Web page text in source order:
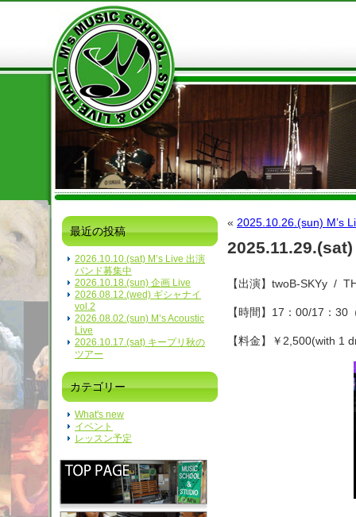
最近の投稿
2026.10.10.(sat) M’s Live 出演
バンド募集中
2026.10.18.(sun) 企画 Live
2026.08.12.(wed) ギシャナイ
vol.2
2026.08.02.(sun) M’s Acoustic
Live
2026.10.17.(sat) キープリ秋の
ツアー
カテゴリー
What's new
イベント
レッスン予定
« 2025.10.26.(sun) M’s
【出演】twoB-SKYy /
【時間】17：00/17：30
【料金】￥2,500(with 1